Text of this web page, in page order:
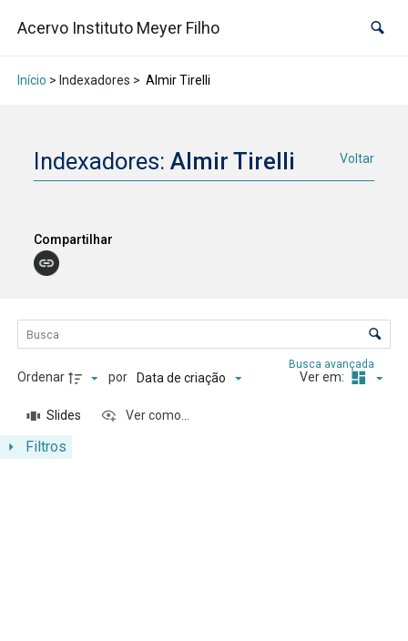
Acervo Instituto Meyer Filho
Início > Indexadores > Almir Tirelli
Indexadores:Almir Tirelli Voltar
Compartilhar
Lista de itens
Controle de ordenação e visualização
Filtros
Busca avançada
Ordenar por Data de criação Ver em:
Slides Ver como...